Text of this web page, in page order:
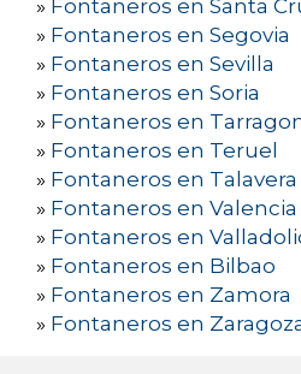
» Fontaneros en Santa
» Fontaneros en Segovia
» Fontaneros en Sevilla
» Fontaneros en Soria
» Fontaneros en
» Fontaneros en Teruel
» Fontaneros en Talavera
» Fontaneros en Valencia
» Fontaneros en
» Fontaneros en Bilbao
» Fontaneros en Zamora
» Fontaneros en